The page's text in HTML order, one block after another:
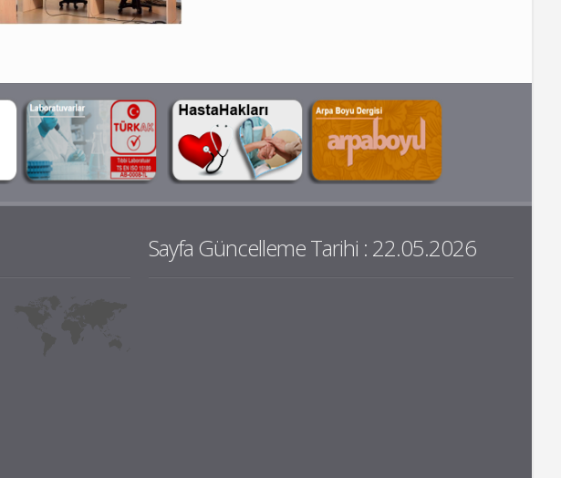
Sayfa Güncelleme Tarihi : 22.05.2026